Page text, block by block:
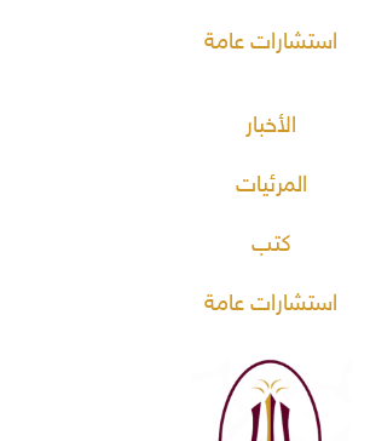
استشارات عامة
الأخبار
المرئيات
كتب
استشارات عامة